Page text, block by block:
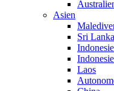
Asien
Sri Lanka
Laos